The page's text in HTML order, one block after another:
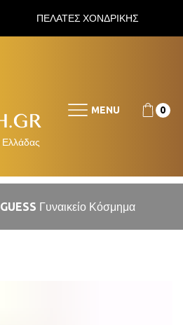
ΠΕΛΑΤΕΣ ΧΟΝΔΡΙΚΗΣ
MENU 0
GUESS Γυναικείο Κόσμημα